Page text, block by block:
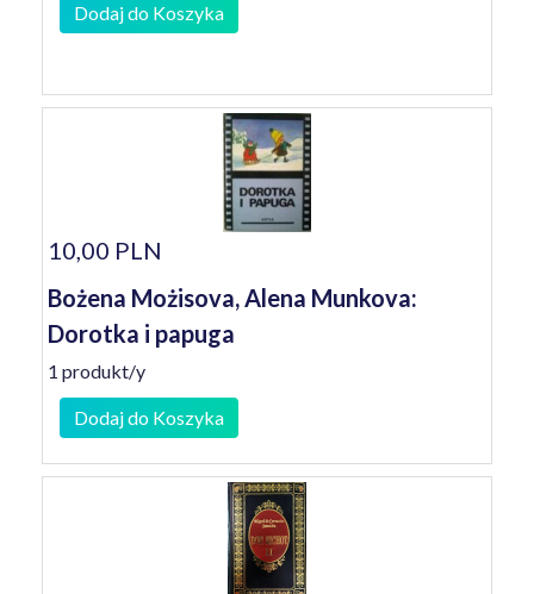
Dodaj do Koszyka
10,00 PLN
Bożena Możisova, Alena Munkova:
Dorotka i papuga
1 produkt/y
Dodaj do Koszyka